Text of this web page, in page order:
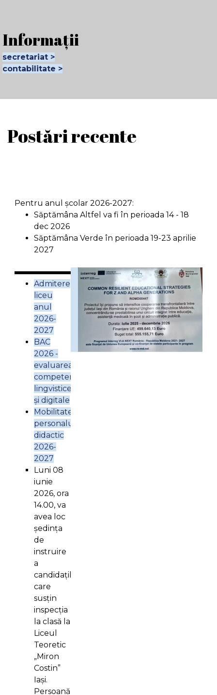
Informații
secretariat >
contabilitate >
Postări recente
Pentru anul școlar 2026-2027:
Săptămâna Altfel va fi în perioada 14 - 18
dec 2026
Săptămâna Verde în perioada 19-23 aprilie
2027
Admitere
liceu
anul
2026-
2027
BAC
2026 -
evaluarea
competențelor
lingvistice
și digitale
Mobilitatea
personalului
didactic
2026-
2027
Luni 08
iunie
2026, ora
14.00, va
avea loc
ședința
de
instruire
a
candidaților
care
susțin
inspecția
la clasă la
Liceul
Teoretic
„Miron
Costin”
Iași.
Persoană